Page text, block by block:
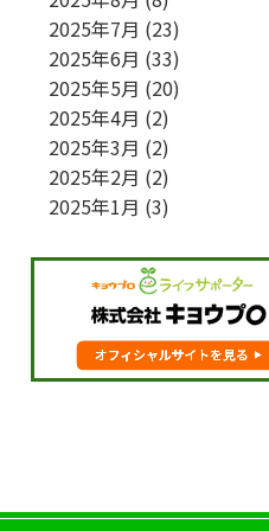
2025年7月 (23)
2025年6月 (33)
2025年5月 (20)
2025年4月 (2)
2025年3月 (2)
2025年2月 (2)
2025年1月 (3)